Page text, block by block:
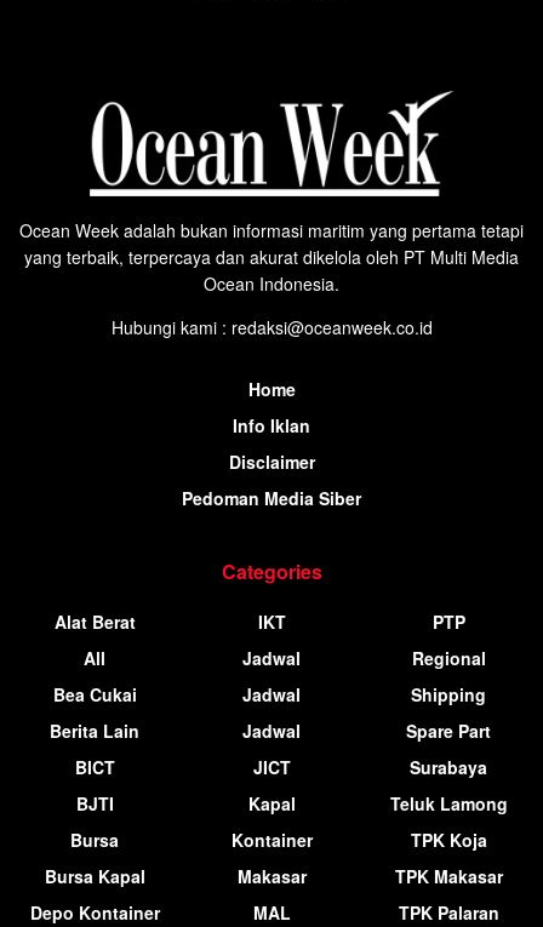
Ocean Week adalah bukan informasi maritim yang pertama tetapi
yang terbaik, terpercaya dan akurat dikelola oleh PT Multi Media
Ocean Indonesia.
Hubungi kami : redaksi@oceanweek.co.id
Home
Info Iklan
Disclaimer
Pedoman Media Siber
Categories
Alat Berat
All
Bea Cukai
Berita Lain
BICT
BJTI
Bursa
Bursa Kapal
Depo Kontainer
IKT
Jadwal
Jadwal
Jadwal
JICT
Kapal
Kontainer
Makasar
MAL
PTP
Regional
Shipping
Spare Part
Surabaya
Teluk Lamong
TPK Koja
TPK Makasar
TPK Palaran